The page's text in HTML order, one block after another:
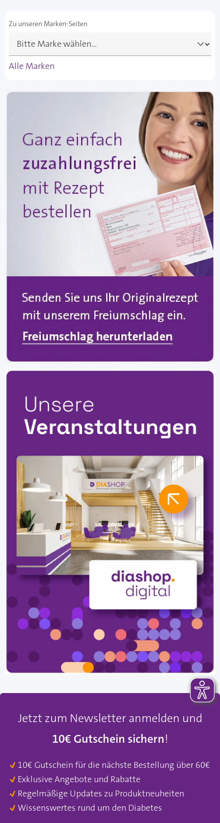
Zu unseren Marken-Seiten
Alle Marken
Jetzt zum Newsletter anmelden und
10€ Gutschein sichern!
10€ Gutschein für die nächste Bestellung über 60€
Exklusive Angebote und Rabatte
Regelmäßige Updates zu Produktneuheiten
Wissenswertes rund um den Diabetes